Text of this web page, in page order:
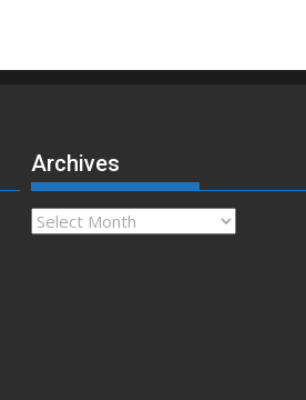
Archives
Archives